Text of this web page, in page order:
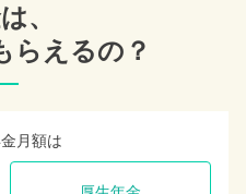
、
らえるの？
月額は